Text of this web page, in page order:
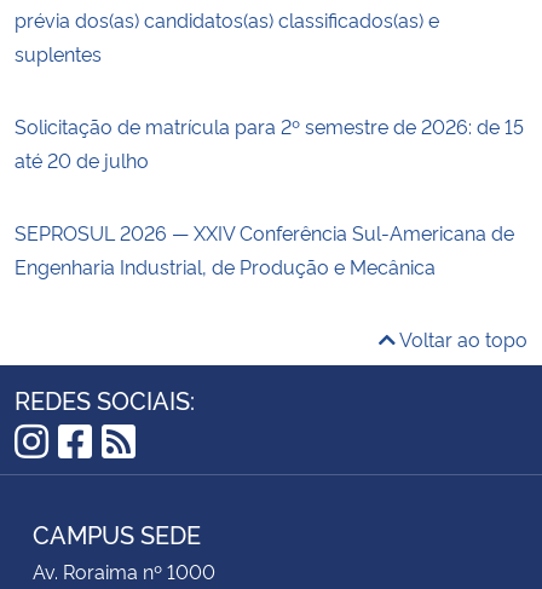
prévia dos(as) candidatos(as) classificados(as) e
suplentes
Solicitação de matrícula para 2º semestre de 2026: de 15
até 20 de julho
SEPROSUL 2026 — XXIV Conferência Sul-Americana de
Engenharia Industrial, de Produção e Mecânica
Voltar ao topo
REDES SOCIAIS:
Instagram
Facebook
RSS
CAMPUS SEDE
Av. Roraima nº 1000